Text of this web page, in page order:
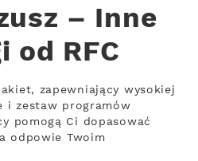
– Inne
od RFC
zapewniający wysokiej
i zestaw programów
pomogą Ci dopasować
odpowie Twoim